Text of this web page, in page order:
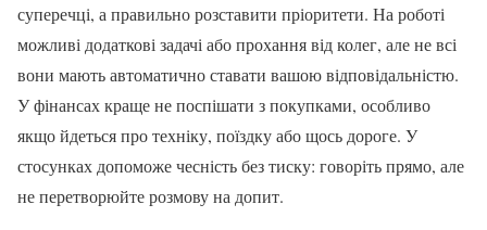
суперечці, а правильно розставити пріоритети. На роботі
можливі додаткові задачі або прохання від колег, але не всі
вони мають автоматично ставати вашою відповідальністю.
У фінансах краще не поспішати з покупками, особливо
якщо йдеться про техніку, поїздку або щось дороге. У
стосунках допоможе чесність без тиску: говоріть прямо, але
не перетворюйте розмову на допит.